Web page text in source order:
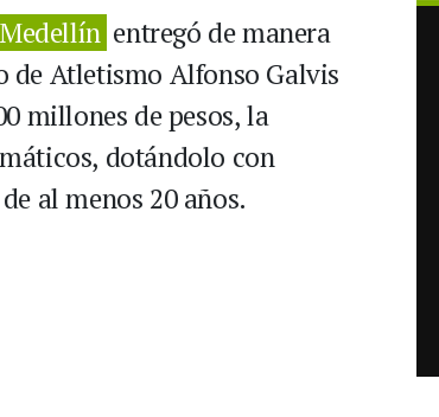
entregó de manera
de Atletismo Alfonso Galvis
millones de pesos, la
dotándolo con
al menos 20 años.